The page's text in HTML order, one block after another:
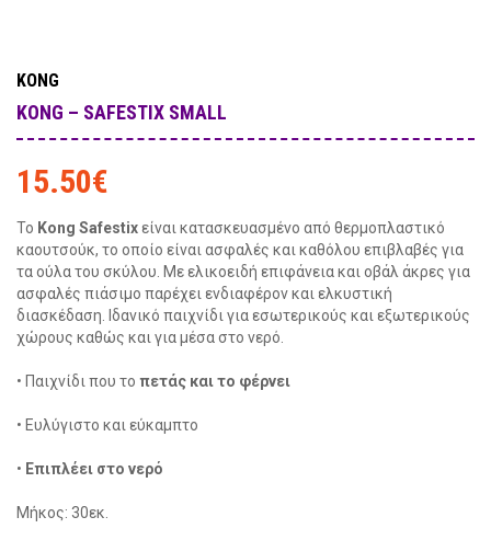
KONG
KONG – SAFESTIX SMALL
15.50€
Το Kong Safestixείναι κατασκευασμένο από θερμοπλαστικό
καουτσούκ, το οποίο είναι ασφαλές και καθόλου επιβλαβές για
τα ούλα του σκύλου. Με ελικοειδή επιφάνεια και οβάλ άκρες για
ασφαλές πιάσιμο παρέχει ενδιαφέρον και ελκυστική
διασκέδαση. Ιδανικό παιχνίδι για εσωτερικούς και εξωτερικούς
χώρους καθώς και για μέσα στο νερό.
• Παιχνίδι που το πετάς και το φέρνει
• Ευλύγιστο και εύκαμπτο
• Επιπλέει στο νερό
Μήκος: 30εκ.